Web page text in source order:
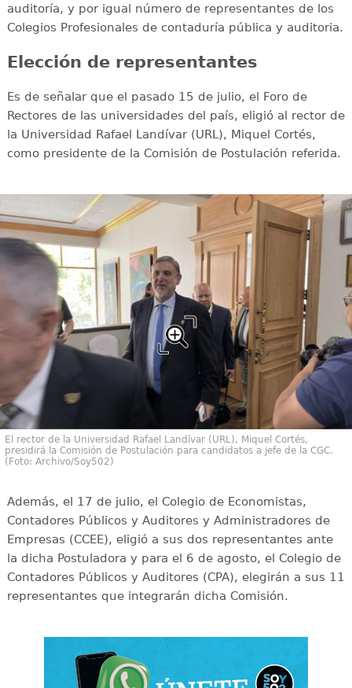
auditoría, y por igual número de representantes de los
Colegios Profesionales de contaduría pública y auditoria.
Elección de representantes
Es de señalar que el pasado 15 de julio, el Foro de
Rectores de las universidades del país, eligió al rector de
la Universidad Rafael Landívar (URL), Miquel Cortés,
como presidente de la Comisión de Postulación referida.
El rector de la Universidad Rafael Landívar (URL), Miquel Cortés,
presidirá la Comisión de Postulación para candidatos a jefe de la CGC.
(Foto: Archivo/Soy502)
Además, el 17 de julio, el Colegio de Economistas,
Contadores Públicos y Auditores y Administradores de
Empresas (CCEE), eligió a sus dos representantes ante
la dicha Postuladora y para el 6 de agosto, el Colegio de
Contadores Públicos y Auditores (CPA), elegirán a sus 11
representantes que integrarán dicha Comisión.